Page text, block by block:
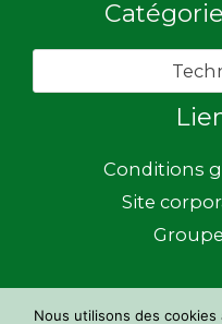
Conditions
Site
Nous utilisons des